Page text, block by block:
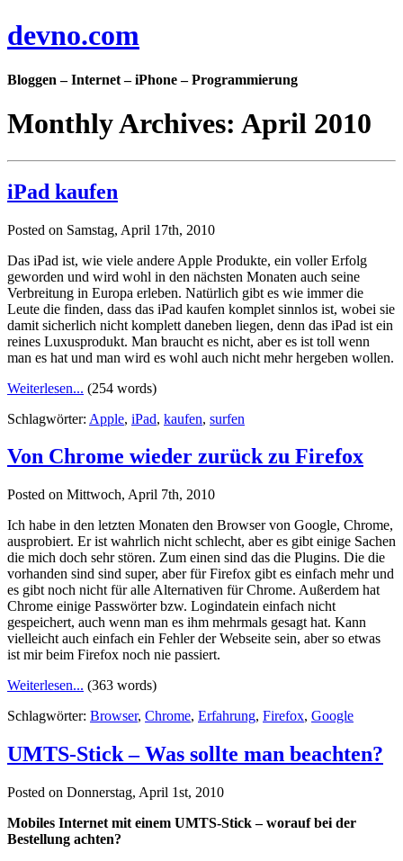
devno.com
Bloggen – Internet – iPhone – Programmierung
Monthly Archives: April 2010
iPad kaufen
Posted on Samstag, April 17th, 2010
Das iPad ist, wie viele andere Apple Produkte, ein voller Erfolg
geworden und wird wohl in den nächsten Monaten auch seine
Verbreitung in Europa erleben. Natürlich gibt es wie immer die
Leute die finden, dass das iPad kaufen komplet sinnlos ist, wobei sie
damit sicherlich nicht komplett daneben liegen, denn das iPad ist ein
reines Luxusprodukt. Man braucht es nicht, aber es ist toll wenn
man es hat und man wird es wohl auch nicht mehr hergeben wollen.
Weiterlesen... (254 words)
Schlagwörter: Apple, iPad, kaufen, surfen
Von Chrome wieder zurück zu Firefox
Posted on Mittwoch, April 7th, 2010
Ich habe in den letzten Monaten den Browser von Google, Chrome,
ausprobiert. Er ist wahrlich nicht schlecht, aber es gibt einige Sachen
die mich doch sehr stören. Zum einen sind das die Plugins. Die die
vorhanden sind sind super, aber für Firefox gibt es einfach mehr und
es gibt noch nicht für alle Alternativen für Chrome. Außerdem hat
Chrome einige Passwörter bzw. Logindatein einfach nicht
gespeichert, auch wenn man es ihm mehrmals gesagt hat. Kann
vielleicht auch einfach ein Fehler der Webseite sein, aber so etwas
ist mir beim Firefox noch nie passiert.
Weiterlesen... (363 words)
Schlagwörter: Browser, Chrome, Erfahrung, Firefox, Google
UMTS-Stick – Was sollte man beachten?
Posted on Donnerstag, April 1st, 2010
Mobiles Internet mit einem UMTS-Stick – worauf bei der
Bestellung achten?